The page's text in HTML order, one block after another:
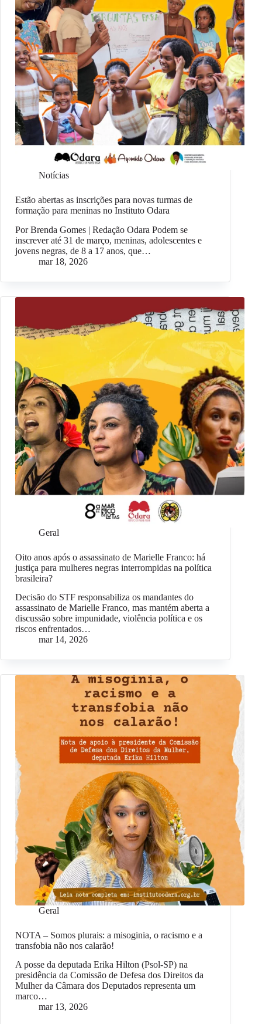
Notícias
Estão abertas as inscrições para novas turmas de
formação para meninas no Instituto Odara
Por Brenda Gomes | Redação Odara Podem se
inscrever até 31 de março, meninas, adolescentes e
jovens negras, de 8 a 17 anos, que…
mar 18, 2026
Geral
Oito anos após o assassinato de Marielle Franco: há
justiça para mulheres negras interrompidas na política
brasileira?
Decisão do STF responsabiliza os mandantes do
assassinato de Marielle Franco, mas mantém aberta a
discussão sobre impunidade, violência política e os
riscos enfrentados…
mar 14, 2026
Geral
NOTA – Somos plurais: a misoginia, o racismo e a
transfobia não nos calarão!
A posse da deputada Erika Hilton (Psol-SP) na
presidência da Comissão de Defesa dos Direitos da
Mulher da Câmara dos Deputados representa um
marco…
mar 13, 2026